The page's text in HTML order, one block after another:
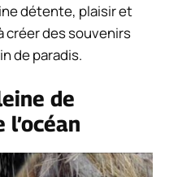
détente, plaisir et
créer des souvenirs
de paradis.
de